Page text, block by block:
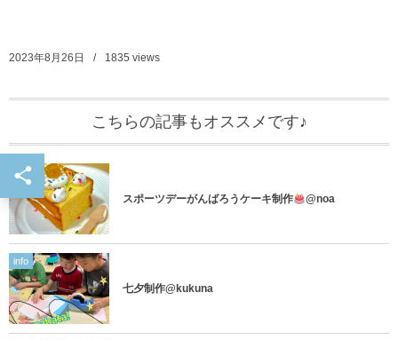
2023年8月26日 1835 views
こちらの記事もオススメです♪
info
スポーツデーがんばろうケーキ制作 @noa
info
七夕制作@kukuna